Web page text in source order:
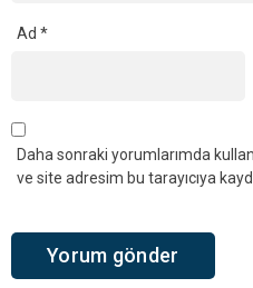
Ad *
Daha sonraki yorumlarımda
ve site adresim bu tarayıcıya